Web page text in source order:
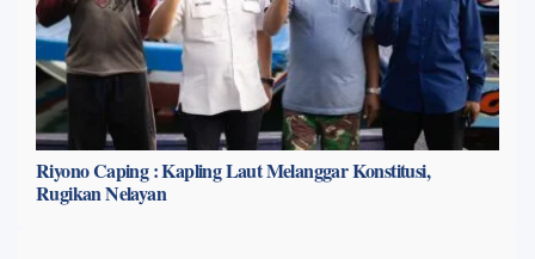
Riyono Caping : Kapling Laut Melanggar Konstitusi,
Rugikan Nelayan